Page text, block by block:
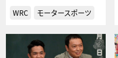
WRC モータースポーツ